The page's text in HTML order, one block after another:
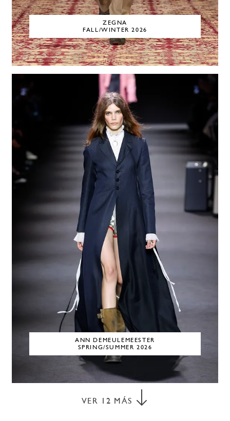
ZEGNA
FALL/WINTER 2026
ANN DEMEULEMEESTER
SPRING/SUMMER 2026
VER 12 MÁS